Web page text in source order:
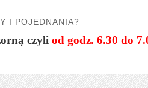
I POJEDNANIA?
czyli od godz. 6.30 do